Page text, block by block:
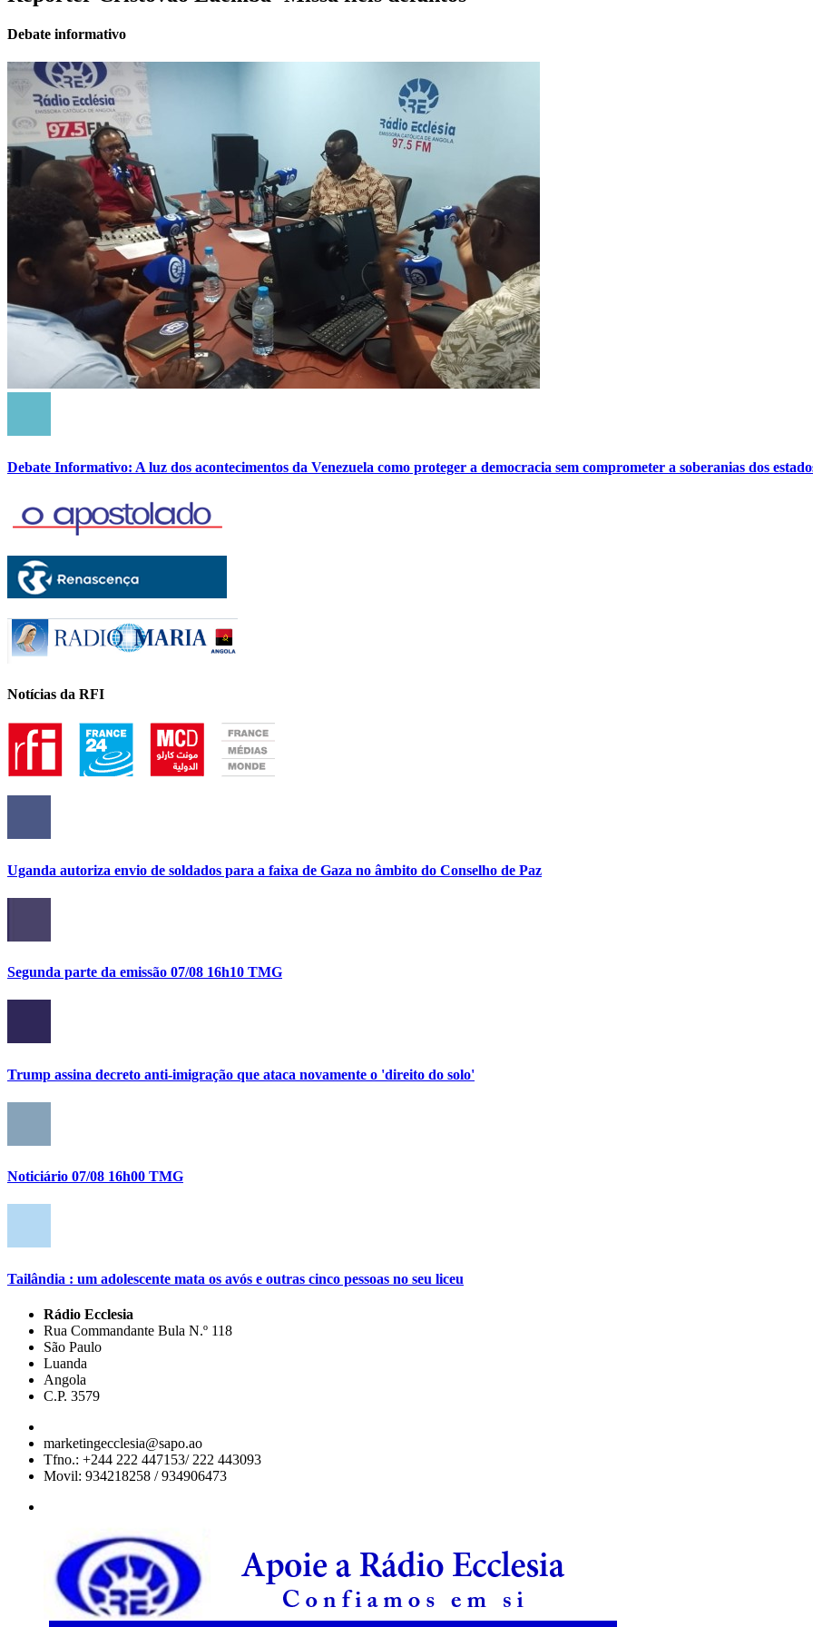
Debate informativo
Debate Informativo: A luz dos acontecimentos da Venezuela como proteger a democracia sem comprometer a soberanias dos
Notícias da RFI
Uganda autoriza envio de soldados para a faixa de Gaza no âmbito do Conselho de Paz
Segunda parte da emissão 07/08 16h10 TMG
Trump assina decreto anti-imigração que ataca novamente o 'direito do solo'
Noticiário 07/08 16h00 TMG
Tailândia : um adolescente mata os avós e outras cinco pessoas no seu liceu
Rádio Ecclesia
Rua Commandante Bula N.º 118
São Paulo
Luanda
Angola
C.P. 3579
marketingecclesia@sapo.ao
Tfno.: +244 222 447153/ 222 443093
Movil: 934218258 / 934906473